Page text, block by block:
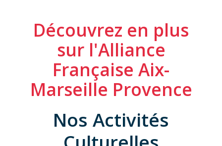
Découvrez en plus
sur l'Alliance
Française Aix-
Marseille Provence
Nos Activités